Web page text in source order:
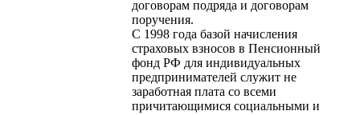
договорам подряда и договорам
поручения.
С 1998 года базой начисления
страховых взносов в Пенсионный
фонд РФ для индивидуальных
предпринимателей служит не
заработная плата со всеми
причитающимися социальными и